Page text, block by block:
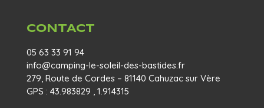
CONTACT
05 63 33 91 94
info@camping-le-soleil-des-bastides.fr
279, Route de Cordes – 81140 Cahuzac sur Vère
GPS : 43.983829 , 1.914315